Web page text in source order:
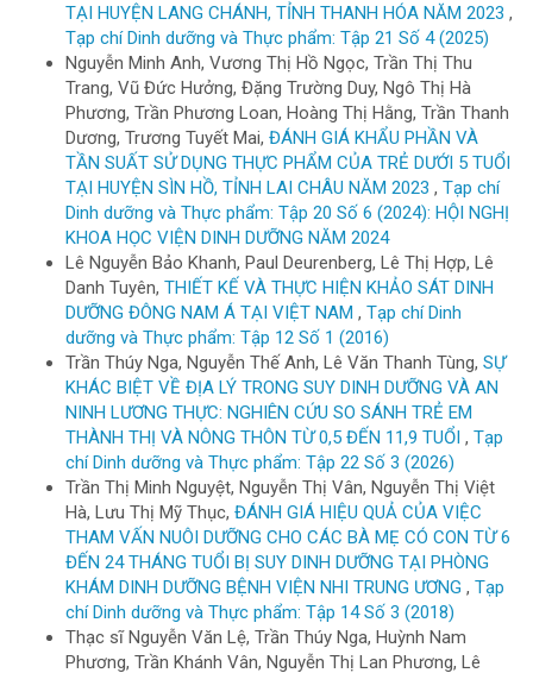
TẠI HUYỆN LANG CHÁNH, TỈNH THANH HÓA NĂM 2023 ,
Tạp chí Dinh dưỡng và Thực phẩm: Tập 21 Số 4 (2025)
Nguyễn Minh Anh, Vương Thị Hồ Ngọc, Trần Thị Thu
Trang, Vũ Đức Hưởng, Đặng Trường Duy, Ngô Thị Hà
Phương, Trần Phương Loan, Hoàng Thị Hằng, Trần Thanh
Dương, Trương Tuyết Mai, ĐÁNH GIÁ KHẨU PHẦN VÀ
TẦN SUẤT SỬ DỤNG THỰC PHẨM CỦA TRẺ DƯỚI 5 TUỔI
TẠI HUYỆN SÌN HỒ, TỈNH LAI CHÂU NĂM 2023 , Tạp chí
Dinh dưỡng và Thực phẩm: Tập 20 Số 6 (2024): HỘI NGHỊ
KHOA HỌC VIỆN DINH DƯỠNG NĂM 2024
Lê Nguyễn Bảo Khanh, Paul Deurenberg, Lê Thị Hợp, Lê
Danh Tuyên, THIẾT KẾ VÀ THỰC HIỆN KHẢO SÁT DINH
DƯỠNG ĐÔNG NAM Á TẠI VIỆT NAM , Tạp chí Dinh
dưỡng và Thực phẩm: Tập 12 Số 1 (2016)
Trần Thúy Nga, Nguyễn Thế Anh, Lê Văn Thanh Tùng, SỰ
KHÁC BIỆT VỀ ĐỊA LÝ TRONG SUY DINH DƯỠNG VÀ AN
NINH LƯƠNG THỰC: NGHIÊN CỨU SO SÁNH TRẺ EM
THÀNH THỊ VÀ NÔNG THÔN TỪ 0,5 ĐẾN 11,9 TUỔI , Tạp
chí Dinh dưỡng và Thực phẩm: Tập 22 Số 3 (2026)
Trần Thị Minh Nguyệt, Nguyễn Thị Vân, Nguyễn Thị Việt
Hà, Lưu Thị Mỹ Thục, ĐÁNH GIÁ HIỆU QUẢ CỦA VIỆC
THAM VẤN NUÔI DƯỠNG CHO CÁC BÀ MẸ CÓ CON TỪ 6
ĐẾN 24 THÁNG TUỔI BỊ SUY DINH DƯỠNG TẠI PHÒNG
KHÁM DINH DƯỠNG BỆNH VIỆN NHI TRUNG ƯƠNG , Tạp
chí Dinh dưỡng và Thực phẩm: Tập 14 Số 3 (2018)
Thạc sĩ Nguyễn Văn Lệ, Trần Thúy Nga, Huỳnh Nam
Phương, Trần Khánh Vân, Nguyễn Thị Lan Phương, Lê